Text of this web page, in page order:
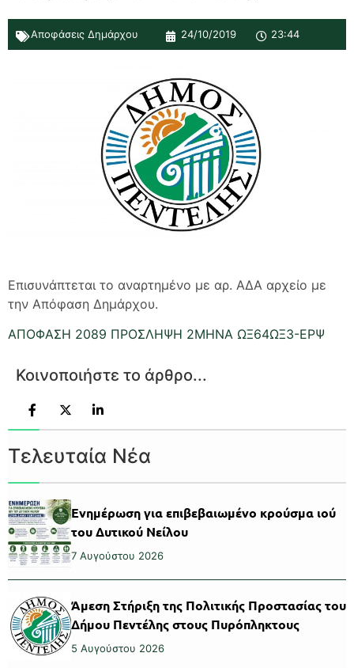
Αποφάσεις Δημάρχου 24/10/2019 23:44
Επισυνάπτεται το αναρτημένο με αρ. ΑΔΑ αρχείο με
την Απόφαση Δημάρχου.
ΑΠΟΦΑΣΗ 2089 ΠΡΟΣΛΗΨΗ 2ΜΗΝΑ ΩΞ64ΩΞ3-ΕΡΨ
Κοινοποιήστε το άρθρο...
Τελευταία Νέα
Ενημέρωση για επιβεβαιωμένο κρούσμα ιού
του Δυτικού Νείλου
7 Αυγούστου 2026
Άμεση Στήριξη της Πολιτικής Προστασίας του
Δήμου Πεντέλης στους Πυρόπληκτους
5 Αυγούστου 2026